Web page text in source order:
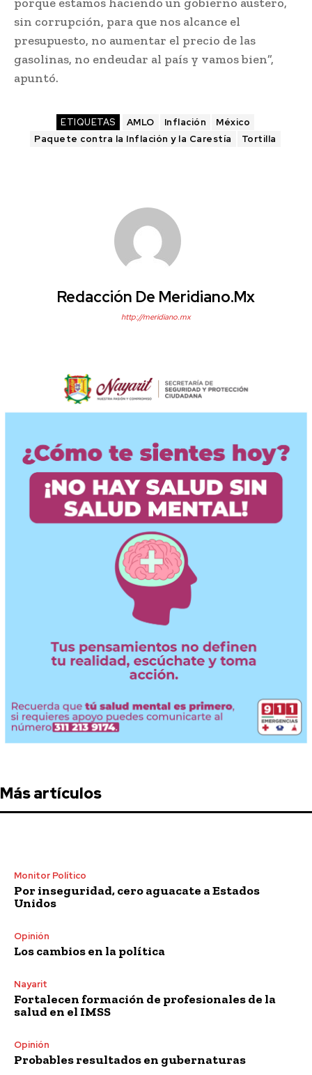
sin corrupción, para que nos alcance el
presupuesto, no aumentar el precio de las
gasolinas, no endeudar al país y vamos bien”,
apuntó.
ETIQUETAS AMLO Inflación
México
Paquete contra la Inflación y la Carestía
Tortilla
Redacción De Meridiano.mx
http://meridiano.mx
Más artículos
Monitor Político
Por inseguridad, cero aguacate a Estados
Unidos
Opinión
Los cambios en la política
Nayarit
Fortalecen formación de profesionales de la
salud en el IMSS
Opinión
Probables resultados en gubernaturas